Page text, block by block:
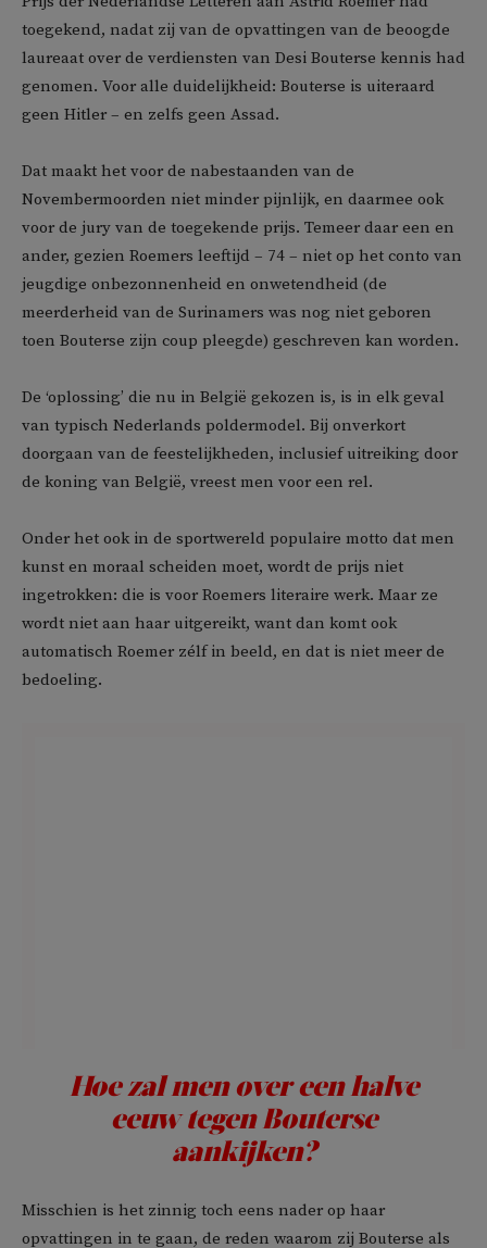
toegekend, nadat zij van de opvattingen van de beoogde
laureaat over de verdiensten van Desi Bouterse kennis had
genomen. Voor alle duidelijkheid: Bouterse is uiteraard
geen Hitler – en zelfs geen Assad.
Dat maakt het voor de nabestaanden van de
Novembermoorden niet minder pijnlijk, en daarmee ook
voor de jury van de toegekende prijs. Temeer daar een en
ander, gezien Roemers leeftijd – 74 – niet op het conto van
jeugdige onbezonnenheid en onwetendheid (de
meerderheid van de Surinamers was nog niet geboren
toen Bouterse zijn coup pleegde) geschreven kan worden.
De ‘oplossing’ die nu in België gekozen is, is in elk geval
van typisch Nederlands poldermodel. Bij onverkort
doorgaan van de feestelijkheden, inclusief uitreiking door
de koning van België, vreest men voor een rel.
Onder het ook in de sportwereld populaire motto dat men
kunst en moraal scheiden moet, wordt de prijs niet
ingetrokken: die is voor Roemers literaire werk. Maar ze
wordt niet aan haar uitgereikt, want dan komt ook
automatisch Roemer zélf in beeld, en dat is niet meer de
bedoeling.
Hoe zal men over een halve
eeuw tegen Bouterse
aankijken?
Misschien is het zinnig toch eens nader op haar
opvattingen in te gaan, de reden waarom zij Bouterse als